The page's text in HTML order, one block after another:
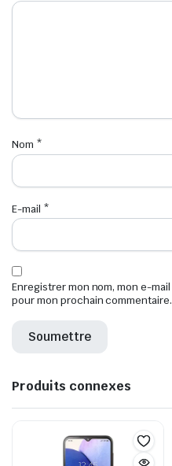
Nom *
E-mail *
Enregistrer mon nom, mon e-
pour mon prochain commentaire.
Produits connexes